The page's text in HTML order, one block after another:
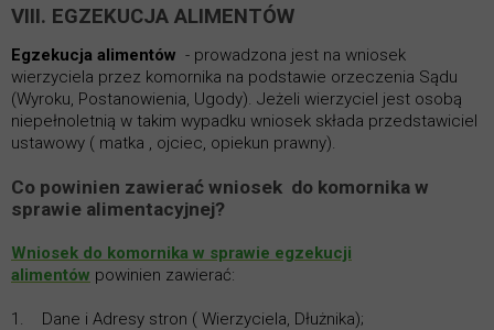
VIII. EGZEKUCJA ALIMENTÓW
Egzekucja alimentów - prowadzona jest na wniosek
wierzyciela przez komornika na podstawie orzeczenia Sądu
(Wyroku, Postanowienia, Ugody). Jeżeli wierzyciel jest osobą
niepełnoletnią w takim wypadku wniosek składa przedstawiciel
ustawowy ( matka , ojciec, opiekun prawny).
Co powinien zawierać wniosek do komornika w
sprawie alimentacyjnej?
Wniosek do komornika w sprawie egzekucji
alimentów powinien zawierać:
1. Dane i Adresy stron ( Wierzyciela, Dłużnika);